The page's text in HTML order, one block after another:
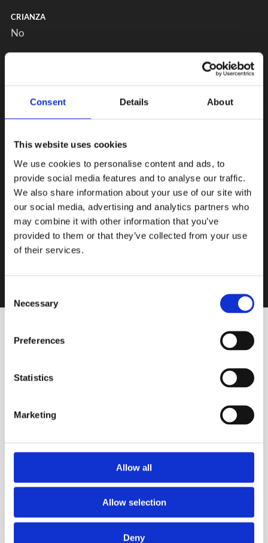
Consent Details About
This website uses cookies
We use cookies to personalise content and ads, to
provide social media features and to analyse our traffic.
We also share information about your use of our site with
our social media, advertising and analytics partners who
may combine it with other information that you’ve
provided to them or that they’ve collected from your use
of their services.
Selection
Necessary
Preferences
Statistics
Marketing
Allow all
Allow selection
Deny
CRIANZA
No
Alquimia Corte Único
Blanco
BODEGA CERRO DEL TORO